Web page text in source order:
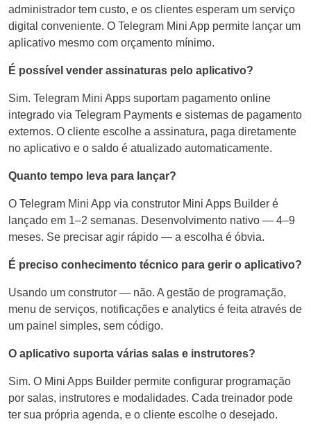
administrador tem custo, e os clientes esperam um serviço
digital conveniente. O Telegram Mini App permite lançar um
aplicativo mesmo com orçamento mínimo.
É possível vender assinaturas pelo aplicativo?
Sim. Telegram Mini Apps suportam pagamento online
integrado via Telegram Payments e sistemas de pagamento
externos. O cliente escolhe a assinatura, paga diretamente
no aplicativo e o saldo é atualizado automaticamente.
Quanto tempo leva para lançar?
O Telegram Mini App via construtor Mini Apps Builder é
lançado em 1–2 semanas. Desenvolvimento nativo — 4–9
meses. Se precisar agir rápido — a escolha é óbvia.
É preciso conhecimento técnico para gerir o aplicativo?
Usando um construtor — não. A gestão de programação,
menu de serviços, notificações e analytics é feita através de
um painel simples, sem código.
O aplicativo suporta várias salas e instrutores?
Sim. O Mini Apps Builder permite configurar programação
por salas, instrutores e modalidades. Cada treinador pode
ter sua própria agenda, e o cliente escolhe o desejado.